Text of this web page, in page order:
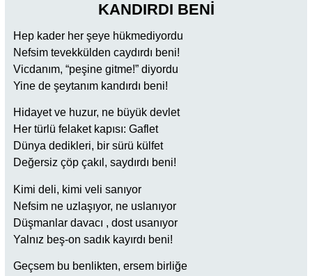
KANDIRDI BENİ
Hep kader her şeye hükmediyordu
Nefsim tevekkülden caydırdı beni!
Vicdanım, “peşine gitme!” diyordu
Yine de şeytanım kandırdı beni!
Hidayet ve huzur, ne büyük devlet
Her türlü felaket kapısı: Gaflet
Dünya dedikleri, bir sürü külfet
Değersiz çöp çakıl, saydırdı beni!
Kimi deli, kimi veli sanıyor
Nefsim ne uzlaşıyor, ne uslanıyor
Düşmanlar davacı , dost usanıyor
Yalnız beş-on sadık kayırdı beni!
Geçsem bu benlikten, ersem birliğe